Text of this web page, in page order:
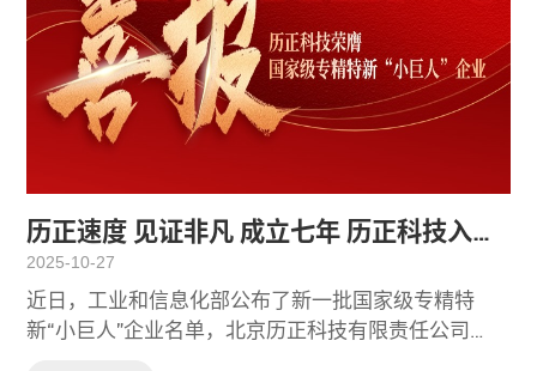
历正速度 见证非凡 成立七年 历正科技入选
国家级专精特新“小巨人”称号
2025-10-27
近日，工业和信息化部公布了新一批国家级专精特
新“小巨人”企业名单，北京历正科技有限责任公司